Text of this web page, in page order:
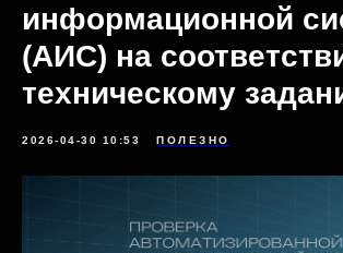
информационной
(АИС) на
техническому
2026-04-30 10:53 ПОЛЕЗНО